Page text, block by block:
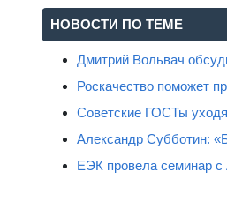
НОВОСТИ ПО ТЕМЕ
Дмитрий Вольвач
Роскачество поможет
Советские ГОСТы
Александр Субботин:
ЕЭК провела семинар с